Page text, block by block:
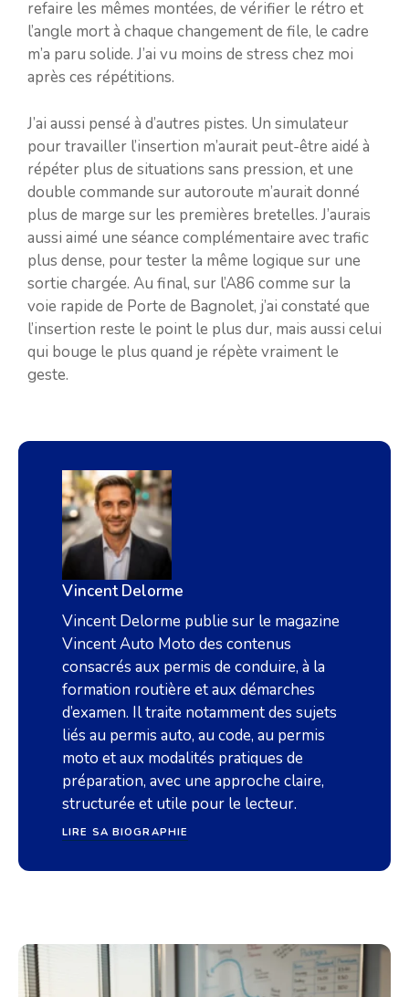
refaire les mêmes montées, de vérifier le rétro et
l’angle mort à chaque changement de file, le cadre
m’a paru solide. J’ai vu moins de stress chez moi
après ces répétitions.
J’ai aussi pensé à d’autres pistes. Un simulateur
pour travailler l’insertion m’aurait peut-être aidé à
répéter plus de situations sans pression, et une
double commande sur autoroute m’aurait donné
plus de marge sur les premières bretelles. J’aurais
aussi aimé une séance complémentaire avec trafic
plus dense, pour tester la même logique sur une
sortie chargée. Au final, sur l’A86 comme sur la
voie rapide de Porte de Bagnolet, j’ai constaté que
l’insertion reste le point le plus dur, mais aussi celui
qui bouge le plus quand je répète vraiment le
geste.
Vincent Delorme
Vincent Delorme publie sur le magazine
Vincent Auto Moto des contenus
consacrés aux permis de conduire, à la
formation routière et aux démarches
d’examen. Il traite notamment des sujets
liés au permis auto, au code, au permis
moto et aux modalités pratiques de
préparation, avec une approche claire,
structurée et utile pour le lecteur.
LIRE SA BIOGRAPHIE